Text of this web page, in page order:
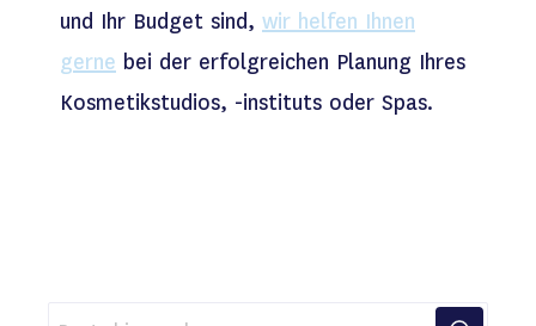
und Ihr Budget sind, wir helfen Ihnen
gerne bei der erfolgreichen Planung Ihres
Kosmetikstudios, -instituts oder Spas.